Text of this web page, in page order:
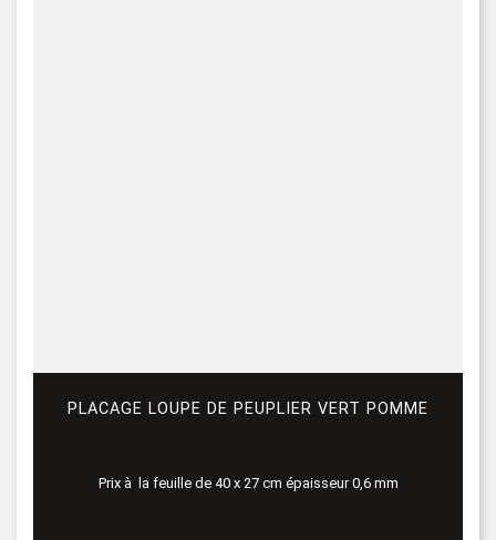
PLACAGE LOUPE DE PEUPLIER VERT POMME
Prix à la feuille de 40 x 27 cm épaisseur 0,6 mm